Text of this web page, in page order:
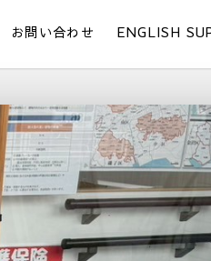
お問い合わせ ENGLISH